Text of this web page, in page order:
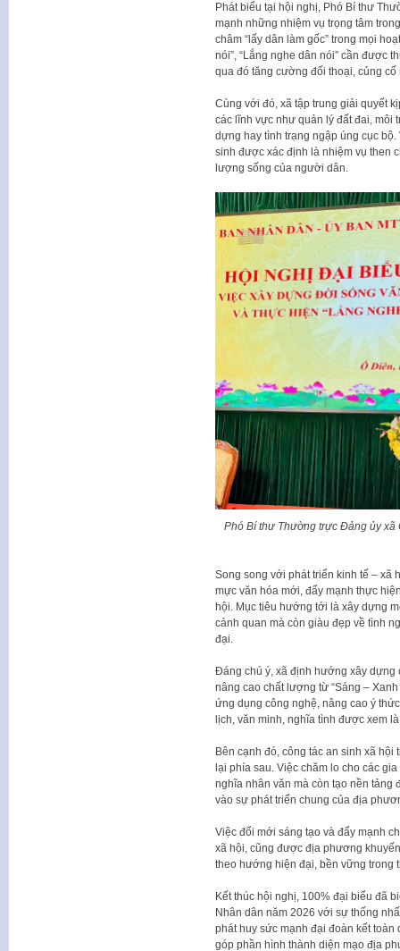
Phát biểu tại hội nghị, Phó Bí thư
mạnh những nhiệm vụ trọng tâm
châm “lấy dân làm gốc” trong mọi
nói”, “Lắng nghe dân nói” cần được
qua đó tăng cường đối thoại, củng cố
Cùng với đó, xã tập trung giải quyết
các lĩnh vực như quản lý đất đai, môi
dựng hay tình trạng ngập úng cục
sinh được xác định là nhiệm vụ then
lượng sống của người dân.
Phó Bí thư Thường trực Đảng ủy xã
Song song với phát triển kinh tế – xã
mực văn hóa mới, đẩy mạnh thực
hội. Mục tiêu hướng tới là xây dựng
cảnh quan mà còn giàu đẹp về tình
đại.
Đáng chú ý, xã định hướng xây dựng
nâng cao chất lượng từ “Sáng –
ứng dụng công nghệ, nâng cao ý
lịch, văn minh, nghĩa tình được xem
Bên cạnh đó, công tác an sinh xã
lại phía sau. Việc chăm lo cho các
nghĩa nhân văn mà còn tạo nền tảng
vào sự phát triển chung của địa
Việc đổi mới sáng tạo và đẩy mạnh
xã hội, cũng được địa phương
theo hướng hiện đại, bền vững trong
Kết thúc hội nghị, 100% đại biểu đã
Nhân dân năm 2026 với sự thống
phát huy sức mạnh đại đoàn kết
góp phần hình thành diện mạo địa